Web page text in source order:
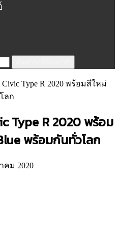
Civic Type R 2020 พร้อมสีใหม่
ลก
Type R 2020 พร้อม
พร้อมกันทั่วโลก
คม 2020